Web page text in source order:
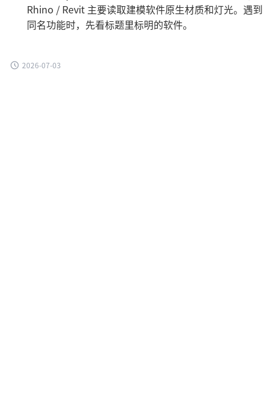
Rhino / Revit 主要读取建模软件原生材质和灯光。遇到
同名功能时，先看标题里标明的软件。
2026-07-03